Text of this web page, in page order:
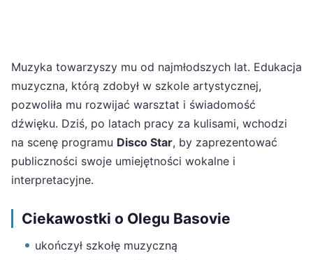
Muzyka towarzyszy mu od najmłodszych lat. Edukacja
muzyczna, którą zdobył w szkole artystycznej,
pozwoliła mu rozwijać warsztat i świadomość
dźwięku. Dziś, po latach pracy za kulisami, wchodzi
na scenę programu Disco Star, by zaprezentować
publiczności swoje umiejętności wokalne i
interpretacyjne.
Ciekawostki o Olegu Basovie
ukończył szkołę muzyczną